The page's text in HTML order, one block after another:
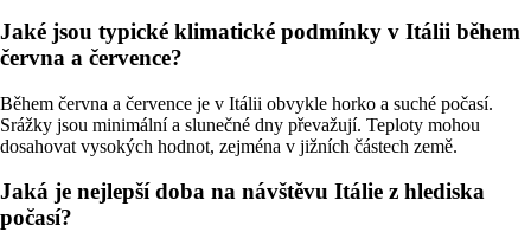
Jaké jsou typické klimatické podmínky v Itálii během
června a července?
Během června a července je v Itálii obvykle horko a suché počasí.
Srážky jsou minimální a slunečné dny převažují. Teploty mohou
dosahovat vysokých hodnot, zejména v jižních částech země.
Jaká je nejlepší doba na návštěvu Itálie z hlediska
počasí?